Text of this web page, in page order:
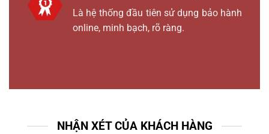
Là hệ thống đầu tiên sử dụng bảo hành
online, minh bạch, rõ ràng.
NHẬN XÉT CỦA KHÁCH HÀNG